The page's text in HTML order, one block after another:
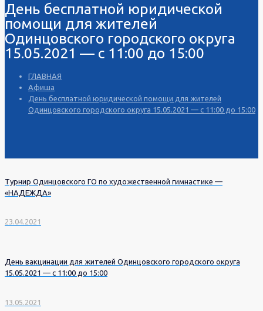
День бесплатной юридической
помощи для жителей
Одинцовского городского округа
15.05.2021 — с 11:00 до 15:00
ГЛАВНАЯ
Афиша
День бесплатной юридической помощи для жителей
Одинцовского городского округа 15.05.2021 — с 11:00 до 15:00
Турнир Одинцовского ГО по художественной гимнастике —
«НАДЕЖДА»
23.04.2021
День вакцинации для жителей Одинцовского городского округа
15.05.2021 — с 11:00 до 15:00
13.05.2021